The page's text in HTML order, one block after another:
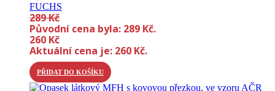
FUCHS
289Kč
Původní cena byla: 289 Kč.
260 Kč
Aktuální cena je: 260 Kč.
PŘIDAT DO KOŠÍKU